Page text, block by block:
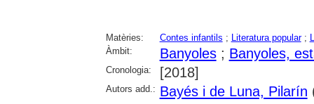
Matèries: Contes infantils ; Literatura popular;
Àmbit:
Banyoles; Banyoles,
Cronologia: [2018]
Autors add.: Bayés i de Luna, Pilarín